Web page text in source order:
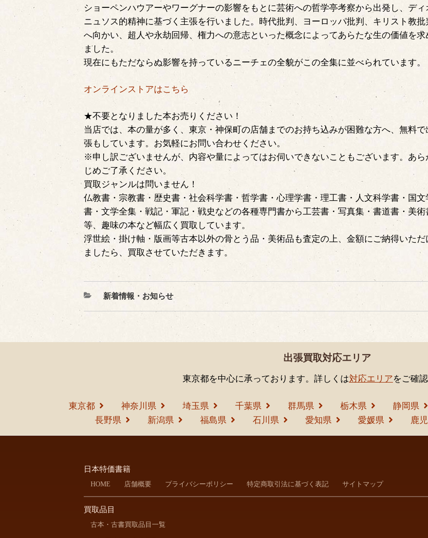
ショーペンハウアーやワーグナーの影響をもとに芸術への哲学亭考察から出発し、ディ
ニュソス的精神に基づく主張を行いました。時代批判、ヨーロッパ批判、キリスト教批
へ向かい、超人や永劫回帰、権力への意志といった概念によってあらたな生の価値を求
ました。
現在にもただならぬ影響を持っているニーチェの全貌がこの全集に並べられています。
オンラインストアはこちら
★不要となりました本お売りください！
当店では、本の量が多く、東京・神保町の店舗までのお持ち込みが困難な方へ、無料で
張もしています。お気軽にお問い合わせください。
※申し訳ございませんが、内容や量によってはお伺いできないこともございます。あら
じめご了承ください。
買取ジャンルは問いません！
仏教書・宗教書・歴史書・社会科学書・哲学書・心理学書・理工書・人文科学書・国文
書・文学全集・戦記・軍記・戦史などの各種専門書から工芸書・写真集・書道書・美術
等、趣味の本など幅広く買取しています。
浮世絵・掛け軸・版画等古本以外の骨とう品・美術品も査定の上、金額にご納得いただ
ましたら、買取させていただきます。
カ
ー
新着情報・お知らせ
出張買取対応エリア
東京都を中心に承っております。詳しくは対応エリアをご確
東京都 神奈川県 埼玉県 千葉県 群馬県 栃木県 静岡県
長野県
新潟県 福島県 石川県 愛知県 愛媛県 鹿
日本特価書籍
HOME 店舗概要 プライバシーポリシー 特定商取引法に基づく表記 サイトマップ
買取品目
古本・古書買取品目一覧